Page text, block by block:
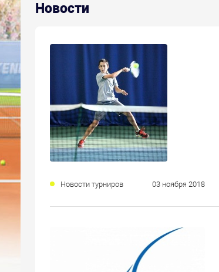
Новости
Новости турниров 03 ноября 2018